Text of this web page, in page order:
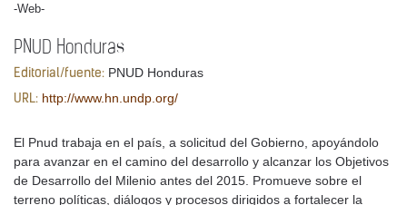
-Web-
PNUD Honduras
Editorial/fuente: PNUD Honduras
URL: http://www.hn.undp.org/
El Pnud trabaja en el país, a solicitud del Gobierno, apoyándolo
para avanzar en el camino del desarrollo y alcanzar los Objetivos
de Desarrollo del Milenio antes del 2015. Promueve sobre el
terreno políticas, diálogos y procesos dirigidos a fortalecer la